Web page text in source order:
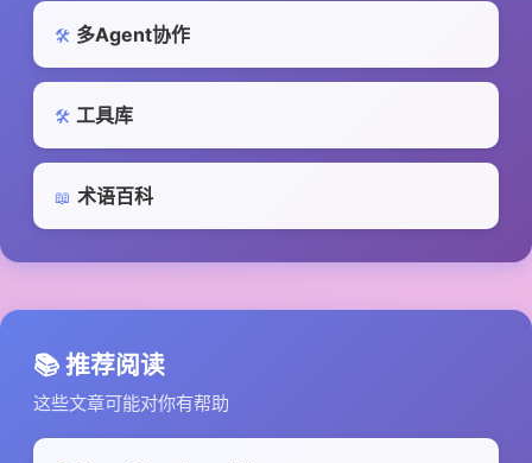
🛠️ 多Agent协作
🛠️ 工具库
📖 术语百科
📚 推荐阅读
这些文章可能对你有帮助